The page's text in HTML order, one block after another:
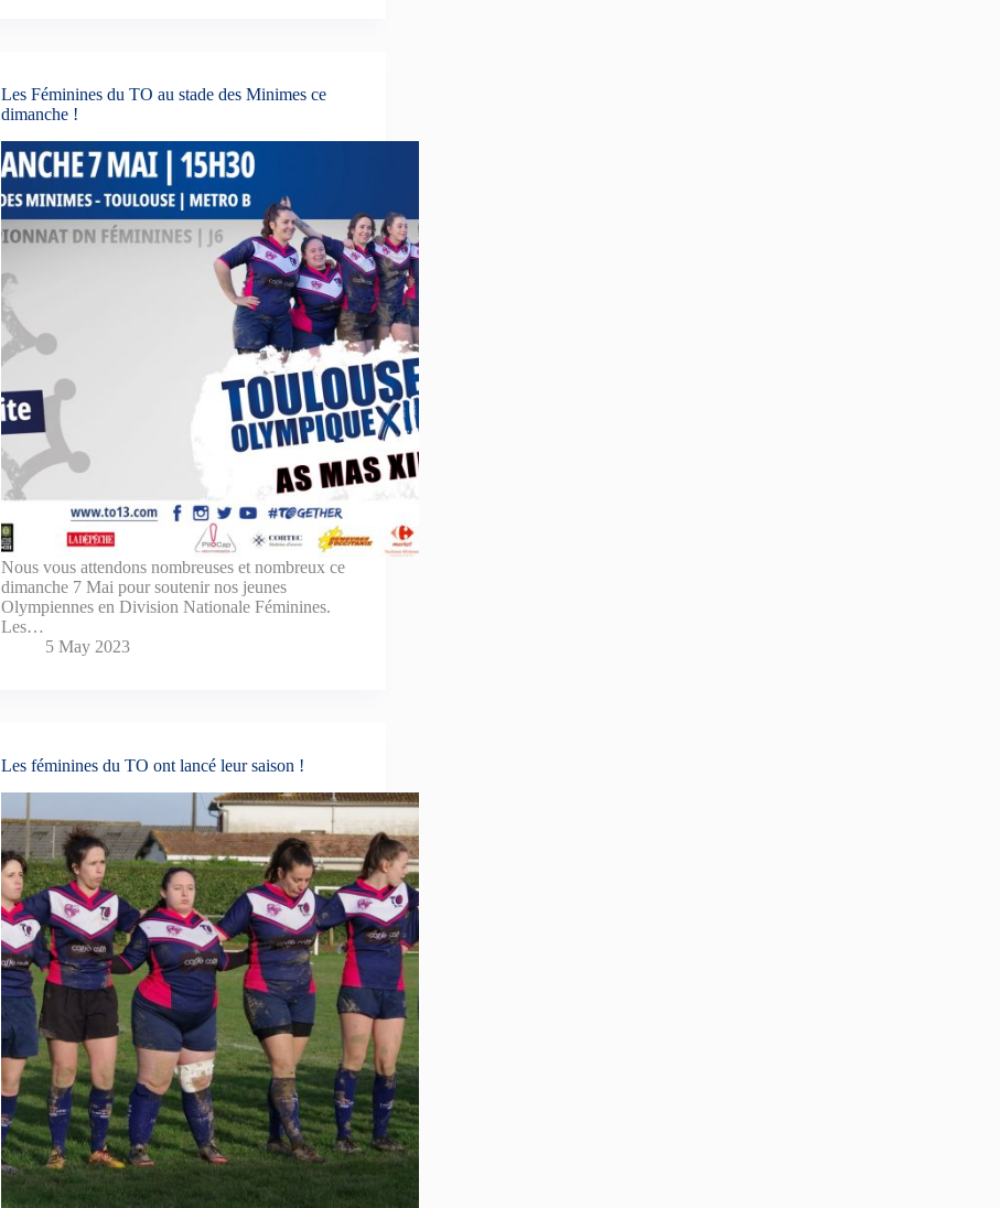
Les Féminines du TO au stade des Minimes ce
dimanche !
Nous vous attendons nombreuses et nombreux ce
dimanche 7 Mai pour soutenir nos jeunes
Olympiennes en Division Nationale Féminines.
Les…
5 May 2023
Les féminines du TO ont lancé leur saison !